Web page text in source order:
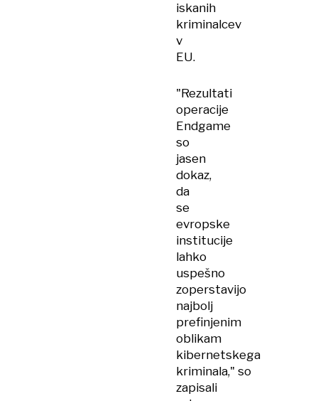
iskanih
kriminalcev
v
EU.
"Rezultati
operacije
Endgame
so
jasen
dokaz,
da
se
evropske
institucije
lahko
uspešno
zoperstavijo
najbolj
prefinjenim
oblikam
kibernetskega
kriminala," so
zapisali